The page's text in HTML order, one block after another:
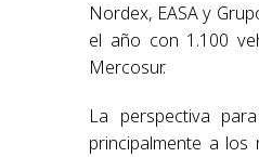
Nordex, EASA y
el año con 1.100
Mercosur.
La perspectiva
principalmente a